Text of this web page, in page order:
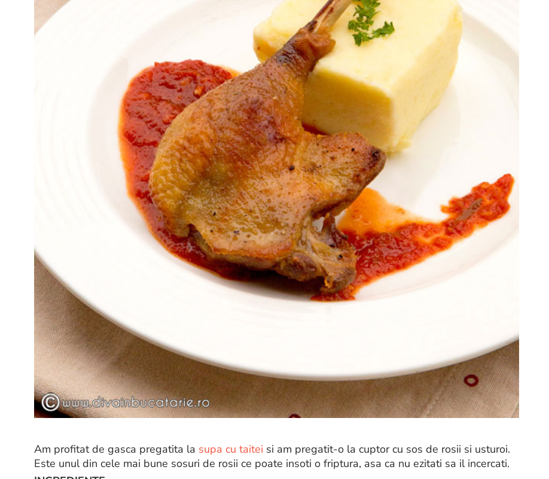
Am profitat de gasca pregatita la supa cu taitei si am pregatit-o la cuptor cu sos de rosii si usturoi.
Este unul din cele mai bune sosuri de rosii ce poate insoti o friptura, asa ca nu ezitati sa il incercati.